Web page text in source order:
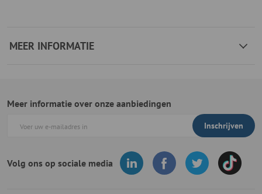
MEER INFORMATIE
Meer informatie over onze aanbiedingen
Inschrijven
Volg ons op sociale media